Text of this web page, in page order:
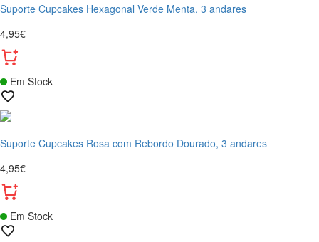
Suporte Cupcakes Hexagonal Verde Menta, 3 andares
4,95€
Em Stock
Suporte Cupcakes Rosa com Rebordo Dourado, 3 andares
4,95€
Em Stock